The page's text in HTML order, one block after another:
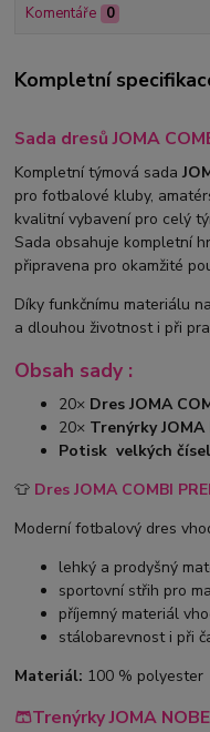
Komentáře 0
Kompletní
Sada dresů JOMA
Kompletní týmová sada
pro fotbalové kluby,
kvalitní vybavení pro celý
Sada obsahuje kompletní
připravena pro okamžité
Díky funkčnímu materiálu
a dlouhou životnost i při
Obsah sady :
20× Dres JOMA
20× Trenýrky JOMA
Potisk velkých
👕 Dres JOMA COMBI
Moderní fotbalový dres
lehký a prodyšný
sportovní střih pro
příjemný materiál
stálobarevnost i při
Materiál: 100 % polyester
🩳Trenýrky JOMA